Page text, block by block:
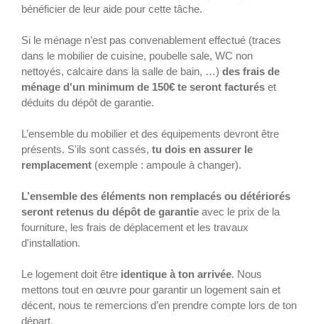
bénéficier de leur aide pour cette tâche.
Si le ménage n’est pas convenablement effectué (traces
dans le mobilier de cuisine, poubelle sale, WC non
nettoyés, calcaire dans la salle de bain, …) des frais de
ménage d'un minimum de 150€ te seront facturés et
déduits du dépôt de garantie.
L’ensemble du mobilier et des équipements devront être
présents. S'ils sont cassés, tu dois en assurer le
remplacement (exemple : ampoule à changer).
L’ensemble des éléments non remplacés ou détériorés
seront retenus du dépôt de garantie avec le prix de la
fourniture, les frais de déplacement et les travaux
d'installation.
Le logement doit être identique à ton arrivée. Nous
mettons tout en œuvre pour garantir un logement sain et
décent, nous te remercions d’en prendre compte lors de ton
départ.